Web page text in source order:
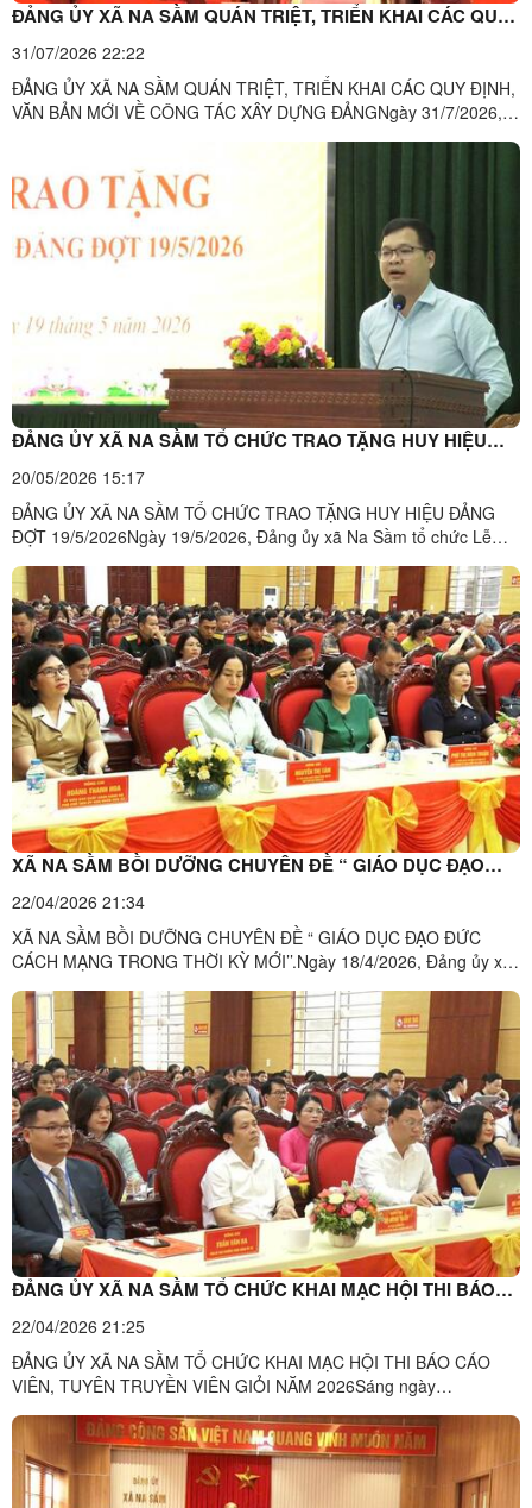
ĐẢNG ỦY XÃ NA SẦM QUÁN TRIỆT, TRIỂN KHAI CÁC QUY
ĐỊNH, VĂN BẢN MỚI VỀ CÔNG TÁC XÂY DỰNG ĐẢNG
31/07/2026 22:22
ĐẢNG ỦY XÃ NA SẦM QUÁN TRIỆT, TRIỂN KHAI CÁC QUY ĐỊNH,
VĂN BẢN MỚI VỀ CÔNG TÁC XÂY DỰNG ĐẢNGNgày 31/7/2026,
các quy định, quyết định của Ban Bí thư và các văn bản mới có
hiệu lực thi hành trong lĩnh vực xây dựng Đảng; đồng thời ...
ĐẢNG ỦY XÃ NA SẦM TỔ CHỨC TRAO TẶNG HUY HIỆU
ĐẢNG ĐỢT 19/5/2026
20/05/2026 15:17
ĐẢNG ỦY XÃ NA SẦM TỔ CHỨC TRAO TẶNG HUY HIỆU ĐẢNG
ĐỢT 19/5/2026Ngày 19/5/2026, Đảng ủy xã Na Sầm tổ chức Lễ
Trần Văn Ba – Phó Bí thư Thường trực Đảng ủy, Đồng chí Mã Văn
Trường – Phó Bí thư Đảng ủy, Chủ tịch UBND xã, các đồng chí ủy
...
XÃ NA SẦM BỒI DƯỠNG CHUYÊN ĐỀ “ GIÁO DỤC ĐẠO
ĐỨC CÁCH MẠNG TRONG THỜI KỲ MỚI’’
22/04/2026 21:34
XÃ NA SẦM BỒI DƯỠNG CHUYÊN ĐỀ “ GIÁO DỤC ĐẠO ĐỨC
CÁCH MẠNG TRONG THỜI KỲ MỚI’’.Ngày 18/4/2026, Đảng ủy xã
mạng trong thời kỳ mới”. Dự lớp bồi dưỡng có Phó giáo sư, Tiến sĩ
Lê Văn Cường – Phó viện trưởng Viện xây dựng Đảng, Giám đốc ...
ĐẢNG ỦY XÃ NA SẦM TỔ CHỨC KHAI MẠC HỘI THI BÁO
CÁO VIÊN, TUYÊN TRUYỀN VIÊN GIỎI NĂM 2026
22/04/2026 21:25
ĐẢNG ỦY XÃ NA SẦM TỔ CHỨC KHAI MẠC HỘI THI BÁO CÁO
VIÊN, TUYÊN TRUYỀN VIÊN GIỎI NĂM 2026Sáng ngày
đã tổ chức khai mạc Hội thi “Báo cáo viên, tuyên truyền viên giỏi
năm 2026”.Đến dự và chỉ đạo, khai mạc Hội thi có đồng chí Đỗ
Minh Tuấn, Bí ...